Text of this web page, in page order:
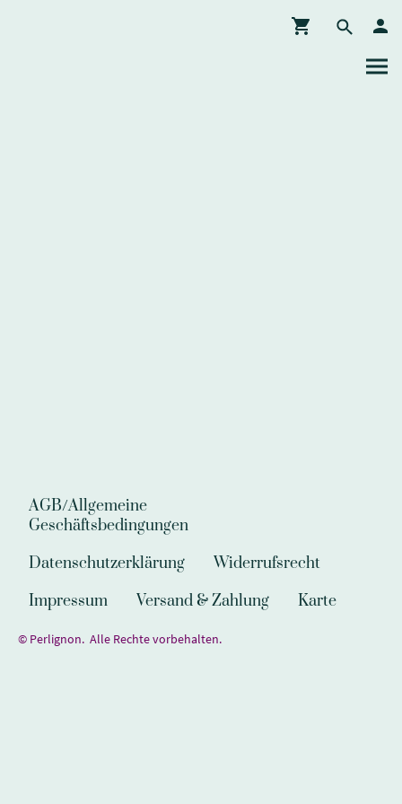
AGB/Allgemeine
Geschäftsbedingungen
Datenschutzerklärung
Widerrufsrecht
Impressum
Versand & Zahlung Karte
© Perlignon. Alle Rechte vorbehalten.